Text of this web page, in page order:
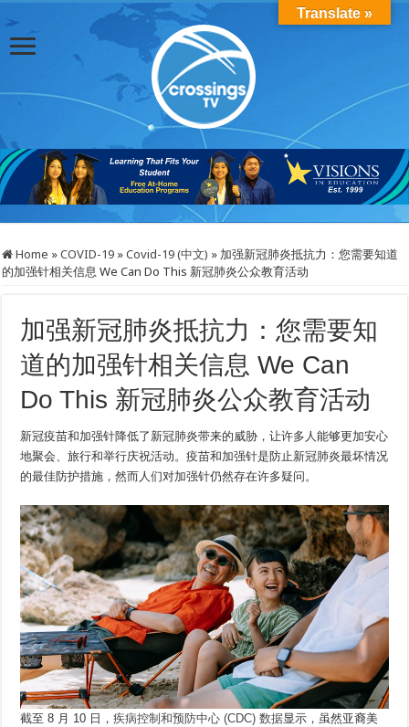
Home »COVID-19 »Covid-19 (中文) » 加强新冠肺炎抵抗力：您需要知道
的加强针相关信息 We Can Do This 新冠肺炎公众教育活动
加强新冠肺炎抵抗力：您需要知
道的加强针相关信息 We Can
Do This 新冠肺炎公众教育活动
新冠疫苗和加强针降低了新冠肺炎带来的威胁，让许多人能够更加安心
地聚会、旅行和举行庆祝活动。疫苗和加强针是防止新冠肺炎最坏情况
的最佳防护措施，然而人们对加强针仍然存在许多疑问。
截至 8 月 10 日，疾病控制和预防中心 (CDC) 数据显示，虽然亚裔美
Translate »